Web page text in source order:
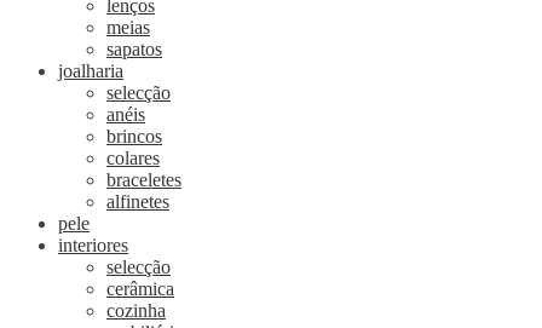
lenços
meias
sapatos
joalharia
selecção
anéis
brincos
colares
braceletes
alfinetes
pele
interiores
selecção
cerâmica
cozinha